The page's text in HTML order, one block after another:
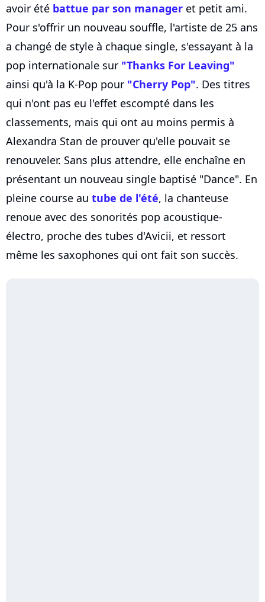
avoir été battue par son manager et petit ami.
Pour s'offrir un nouveau souffle, l'artiste de 25 ans
a changé de style à chaque single, s'essayant à la
pop internationale sur "Thanks For Leaving"
ainsi qu'à la K-Pop pour "Cherry Pop". Des titres
qui n'ont pas eu l'effet escompté dans les
classements, mais qui ont au moins permis à
Alexandra Stan de prouver qu'elle pouvait se
renouveler. Sans plus attendre, elle enchaîne en
présentant un nouveau single baptisé "Dance". En
pleine course au tube de l'été, la chanteuse
renoue avec des sonorités pop acoustique-
électro, proche des tubes d'Avicii, et ressort
même les saxophones qui ont fait son succès.